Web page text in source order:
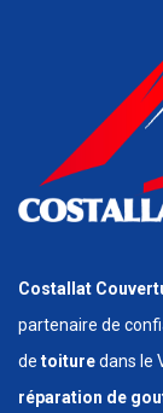
Costallat
partenaire de
de toituredans le
réparation de